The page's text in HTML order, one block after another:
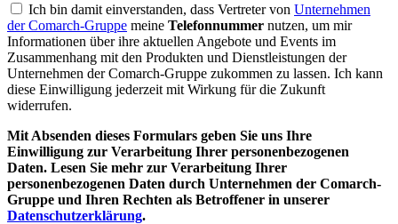
Ich bin damit einverstanden, dass Vertreter von Unternehmen
der Comarch-Gruppe meine Telefonnummer nutzen, um mir
Informationen über ihre aktuellen Angebote und Events im
Zusammenhang mit den Produkten und Dienstleistungen der
Unternehmen der Comarch-Gruppe zukommen zu lassen. Ich kann
diese Einwilligung jederzeit mit Wirkung für die Zukunft
widerrufen.
Mit Absenden dieses Formulars geben Sie uns Ihre
Einwilligung zur Verarbeitung Ihrer personenbezogenen
Daten. Lesen Sie mehr zur Verarbeitung Ihrer
personenbezogenen Daten durch Unternehmen der Comarch-
Gruppe und Ihren Rechten als Betroffener in unserer
Datenschutzerklärung.